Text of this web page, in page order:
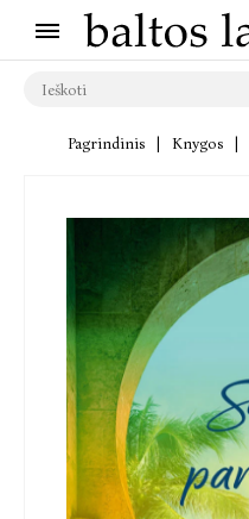
Pagrindinis Knygos